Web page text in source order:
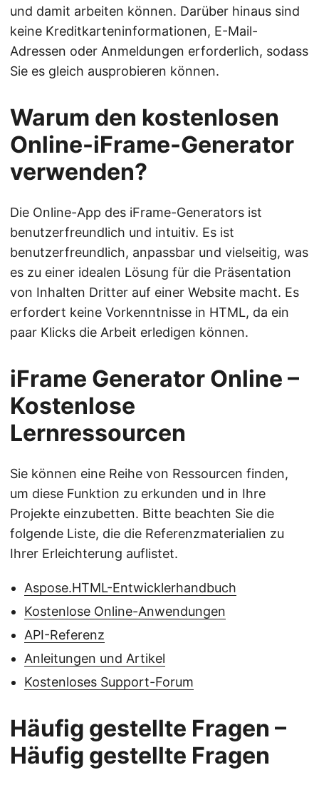
und damit arbeiten können. Darüber hinaus sind
keine Kreditkarteninformationen, E-Mail-
Adressen oder Anmeldungen erforderlich, sodass
Sie es gleich ausprobieren können.
Warum den kostenlosen
Online-iFrame-Generator
verwenden?
Die Online-App des iFrame-Generators ist
benutzerfreundlich und intuitiv. Es ist
benutzerfreundlich, anpassbar und vielseitig, was
es zu einer idealen Lösung für die Präsentation
von Inhalten Dritter auf einer Website macht. Es
erfordert keine Vorkenntnisse in HTML, da ein
paar Klicks die Arbeit erledigen können.
iFrame Generator Online –
Kostenlose
Lernressourcen
Sie können eine Reihe von Ressourcen finden,
um diese Funktion zu erkunden und in Ihre
Projekte einzubetten. Bitte beachten Sie die
folgende Liste, die die Referenzmaterialien zu
Ihrer Erleichterung auflistet.
Aspose.HTML-Entwicklerhandbuch
Kostenlose Online-Anwendungen
API-Referenz
Anleitungen und Artikel
Kostenloses Support-Forum
Häufig gestellte Fragen –
Häufig gestellte Fragen